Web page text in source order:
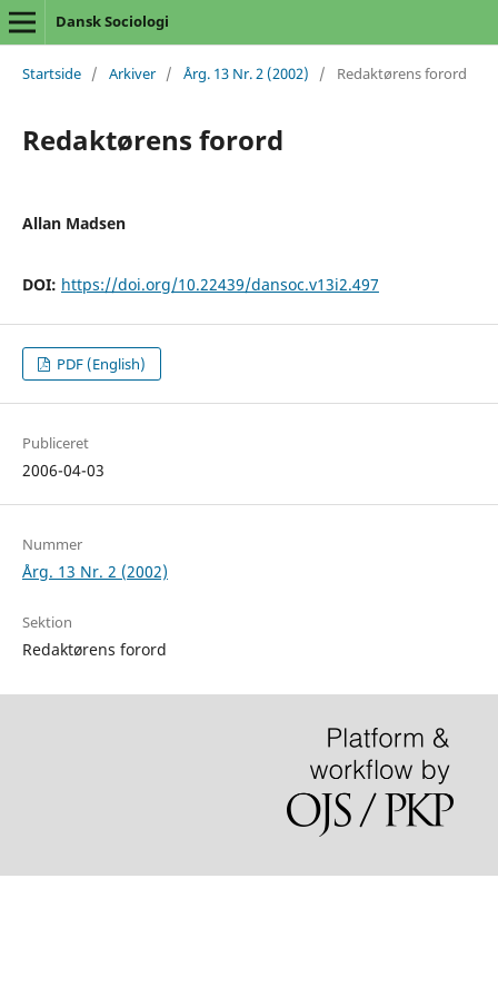
Dansk Sociologi
Startside / Arkiver / Årg. 13 Nr. 2 (2002) / Redaktørens forord
Redaktørens forord
Allan Madsen
DOI: https://doi.org/10.22439/dansoc.v13i2.497
PDF (English)
Publiceret
2006-04-03
Nummer
Årg. 13 Nr. 2 (2002)
Sektion
Redaktørens forord